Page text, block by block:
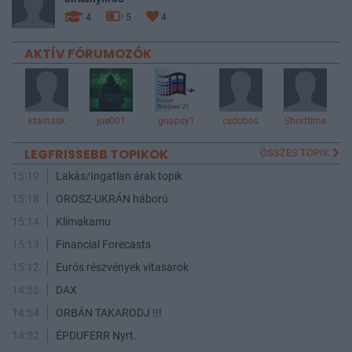
4 5 4
AKTÍV FÓRUMOZÓK
ktamask joe001 goapsy1 csdobos Shorttime
LEGFRISSEBB TOPIKOK ÖSSZES TOPIK
15:19
Lakás/Ingatlan árak topik
15:18
OROSZ-UKRÁN háború
15:14
Klímakamu
15:13
Financial Forecasts
15:12
Eurós részvények vitasarok
14:55
DAX
14:54
ORBÁN TAKARODJ !!!
14:52
ÉPDUFERR Nyrt.